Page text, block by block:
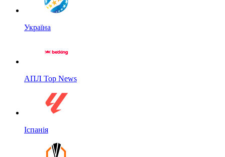
Україна
АПЛ Top News
Іспанія